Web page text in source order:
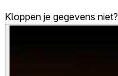
Kloppen je gegevens niet?